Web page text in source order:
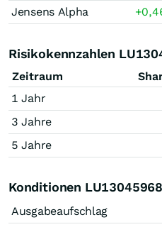
Jensens Alpha
Risikokennzahlen
Zeitraum
1 Jahr
3 Jahre
5 Jahre
Konditionen
Ausgabeaufschlag